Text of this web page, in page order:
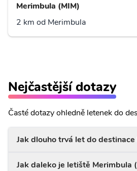
Merimbula (MIM)
2 km od Merimbula
Nejčastější dotazy
Časté dotazy ohledně letenek do
Jak dlouho trvá let do
Jak daleko je letiště Merimbula